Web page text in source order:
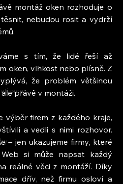
montáž oken rozhoduje o
nebudou rosit a vydrží
s tím, že lidé řeší až
oken, vlhkost nebo plísně. Z
že problém většinou
právě v montáži.
výběr firem z každého kraje,
a vedli s nimi rozhovor.
– jen ukazujeme firmy, které
si může napsat každý
reálné věci z montáží. Díky
dřív, než firmu osloví a